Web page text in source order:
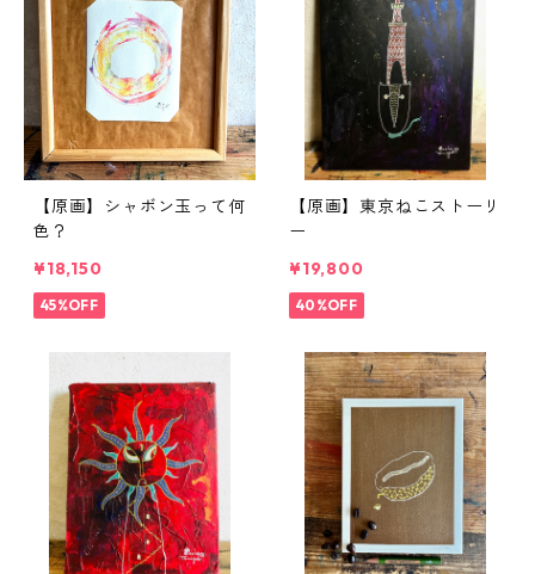
【原画】シャボン玉って何
色？
¥18,150
45%OFF
【原画】東京ねこストーリ
ー
¥19,800
40%OFF